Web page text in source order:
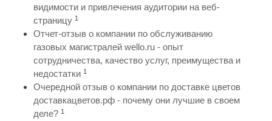
видимости и привлечения аудитории на веб-
страницу 1
Отчет-отзыв о компании по обслуживанию
газовых магистралей wello.ru - опыт
сотрудничества, качество услуг, преимущества и
недостатки 1
Очередной отзыв о компании по доставке цветов
доставкацветов.рф - почему они лучшие в своем
деле? 1